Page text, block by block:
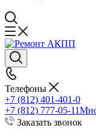
Телефоны
+7 (812) 401-401-0
+7 (812) 777-05-11
Заказать звонок